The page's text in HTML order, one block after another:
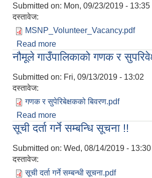
Submitted on: Mon, 09/23/2019 - 13:35
दस्तावेज:
MSNP_Volunteer_Vacancy.pdf
Read more
नौमूले गाउँपालिकाको गणक र
Submitted on: Fri, 09/13/2019 - 13:02
दस्तावेज:
गणक र सुपेरिबेक्षकको बिवरण.pdf
Read more
सूची दर्ता गर्ने सम्बन्धि सूचना !!
Submitted on: Wed, 08/14/2019 - 13:30
दस्तावेज:
सूची दर्ता गर्ने सम्बन्धी सूचना.pdf